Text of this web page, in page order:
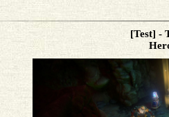
[Test] -